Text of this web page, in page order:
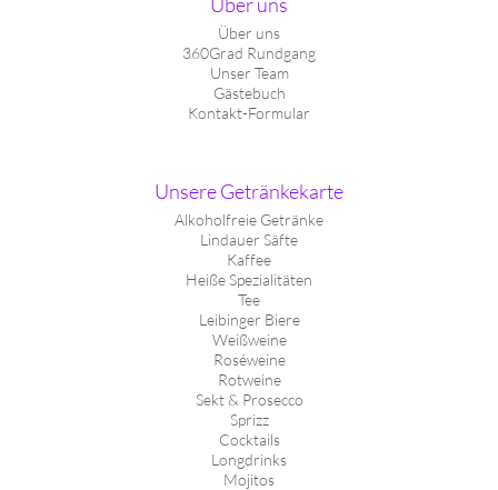
Über uns
360Grad Rundgang
Unser Team
Gästebuch
Kontakt-Formular
Unsere Getränkekarte
Alkoholfreie Getränke
Lindauer Säfte
Kaffee
Heiße Spezialitäten
Tee
Leibinger Biere
Weißweine
Roséweine
Rotweine
Sekt & Prosecco
Sprizz
Cocktails
Longdrinks
Mojitos